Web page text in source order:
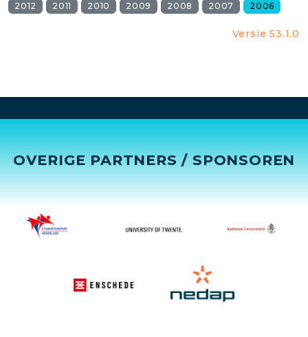
2012
2011 2010 2009 2008 2007 2006
Versie 53.1.0
OVERIGE PARTNERS / SPONSOREN